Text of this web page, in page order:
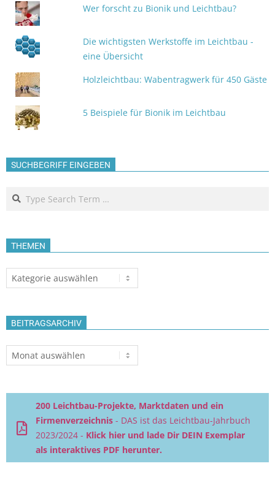
Wer forscht zu Bionik und Leichtbau?
Die wichtigsten Werkstoffe im Leichtbau -
eine Übersicht
Holzleichtbau: Wabentragwerk für 450 Gäste
5 Beispiele für Bionik im Leichtbau
SUCHBEGRIFF EINGEBEN
Search
THEMEN
Themen
BEITRAGSARCHIV
Beitragsarchiv
200 Leichtbau-Projekte, Marktdaten und ein
Firmenverzeichnis - DAS ist das Leichtbau-Jahrbuch
2023/2024 - Klick hier und lade Dir DEIN Exemplar
als interaktives PDF herunter.